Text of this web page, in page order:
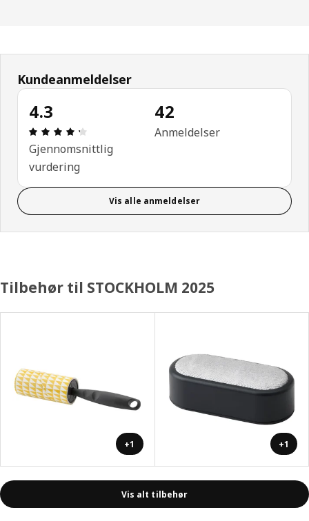
Kundeanmeldelser
4.3
Produktomtale: 4.3 ingen kundevurdering 5
Gjennomsnittlig
vurdering
42
Anmeldelser
Vis alle anmeldelser
Tilbehør til STOCKHOLM 2025
+1 +1
Vis alt tilbehør